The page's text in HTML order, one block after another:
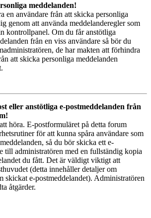
meddelanden!
en användare från att skicka personliga
genom att använda meddelanderegler som
kontrollpanel. Om du får anstötliga
från en viss användare så bör du
de har makten att förhindra
att skicka personliga meddelanden
eller anstötliga e-postmeddelanden från
höra. E-postformuläret på detta forum
för att kunna spåra användare som
så du bör skicka ett e-
till administratören med en fullständig kopia
du fått. Det är väldigt viktigt att
(detta innehåller detaljer om
skickat e-postmeddelandet). Administratören
åtgärder.